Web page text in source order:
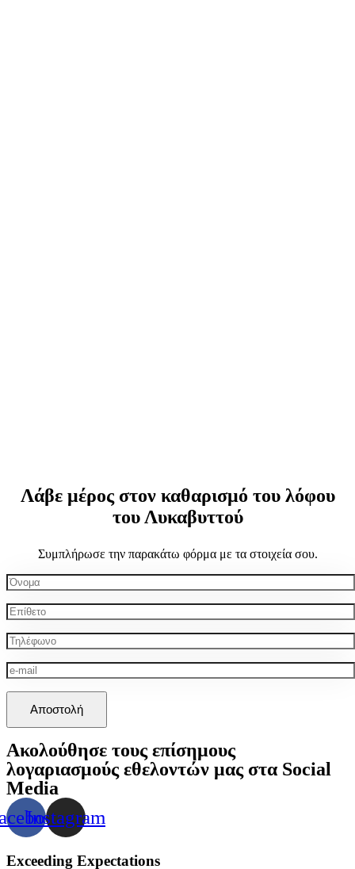
Λάβε μέρος στον καθαρισμό του λόφου
του Λυκαβυττού
Συμπλήρωσε την παρακάτω φόρμα με τα στοιχεία σου.
Ακολούθησε τους επίσημους
λογαριασμούς εθελοντών μας στα Social
Media
Instagram
Exceeding Expectations